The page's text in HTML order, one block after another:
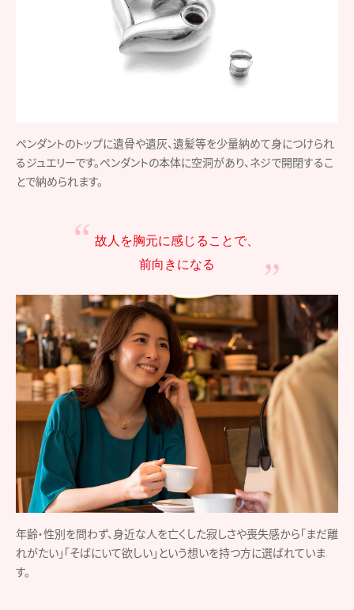
ペンダントのトップに遺骨や遺灰、遺髪等を少量納めて身につけられ
るジュエリーです。ペンダントの本体に空洞があり、ネジで開閉するこ
とで納められます。
故人を胸元に感じることで、
前向きになる
年齢・性別を問わず、身近な人を亡くした寂しさや喪失感から「まだ離
れがたい」「そばにいて欲しい」という想いを持つ方に選ばれていま
す。